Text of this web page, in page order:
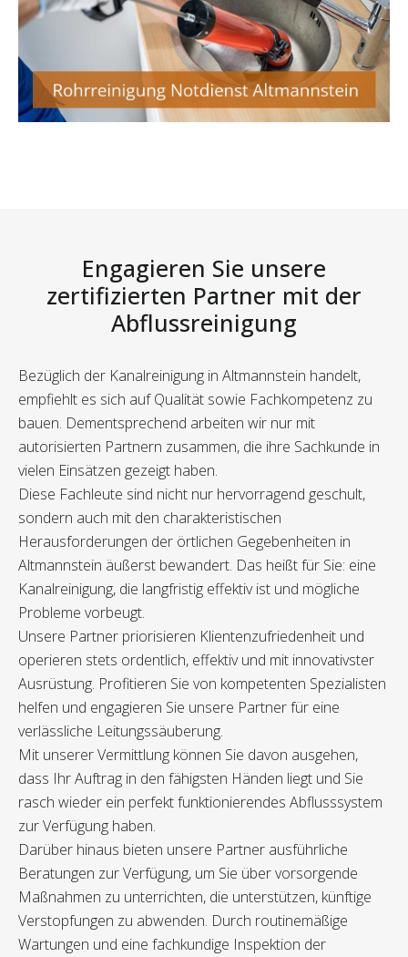
Engagieren Sie unsere
zertifizierten Partner mit der
Abflussreinigung
Bezüglich der Kanalreinigung in Altmannstein handelt,
empfiehlt es sich auf Qualität sowie Fachkompetenz zu
bauen. Dementsprechend arbeiten wir nur mit
autorisierten Partnern zusammen, die ihre Sachkunde in
vielen Einsätzen gezeigt haben.
Diese Fachleute sind nicht nur hervorragend geschult,
sondern auch mit den charakteristischen
Herausforderungen der örtlichen Gegebenheiten in
Altmannstein äußerst bewandert. Das heißt für Sie: eine
Kanalreinigung, die langfristig effektiv ist und mögliche
Probleme vorbeugt.
Unsere Partner priorisieren Klientenzufriedenheit und
operieren stets ordentlich, effektiv und mit innovativster
Ausrüstung. Profitieren Sie von kompetenten Spezialisten
helfen und engagieren Sie unsere Partner für eine
verlässliche Leitungssäuberung.
Mit unserer Vermittlung können Sie davon ausgehen,
dass Ihr Auftrag in den fähigsten Händen liegt und Sie
rasch wieder ein perfekt funktionierendes Abflusssystem
zur Verfügung haben.
Darüber hinaus bieten unsere Partner ausführliche
Beratungen zur Verfügung, um Sie über vorsorgende
Maßnahmen zu unterrichten, die unterstützen, künftige
Verstopfungen zu abwenden. Durch routinemäßige
Wartungen und eine fachkundige Inspektion der